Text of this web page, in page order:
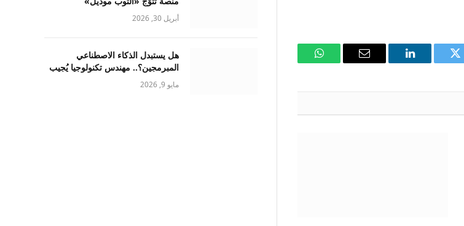
تويتر لينكدإن
البريد
واتساب
أبريل 30, 2026
هل يستبدل الذكاء الاصطناعي
المبرمجين؟.. مهندس تكنولوجيا يُجيب
مايو 9, 2026